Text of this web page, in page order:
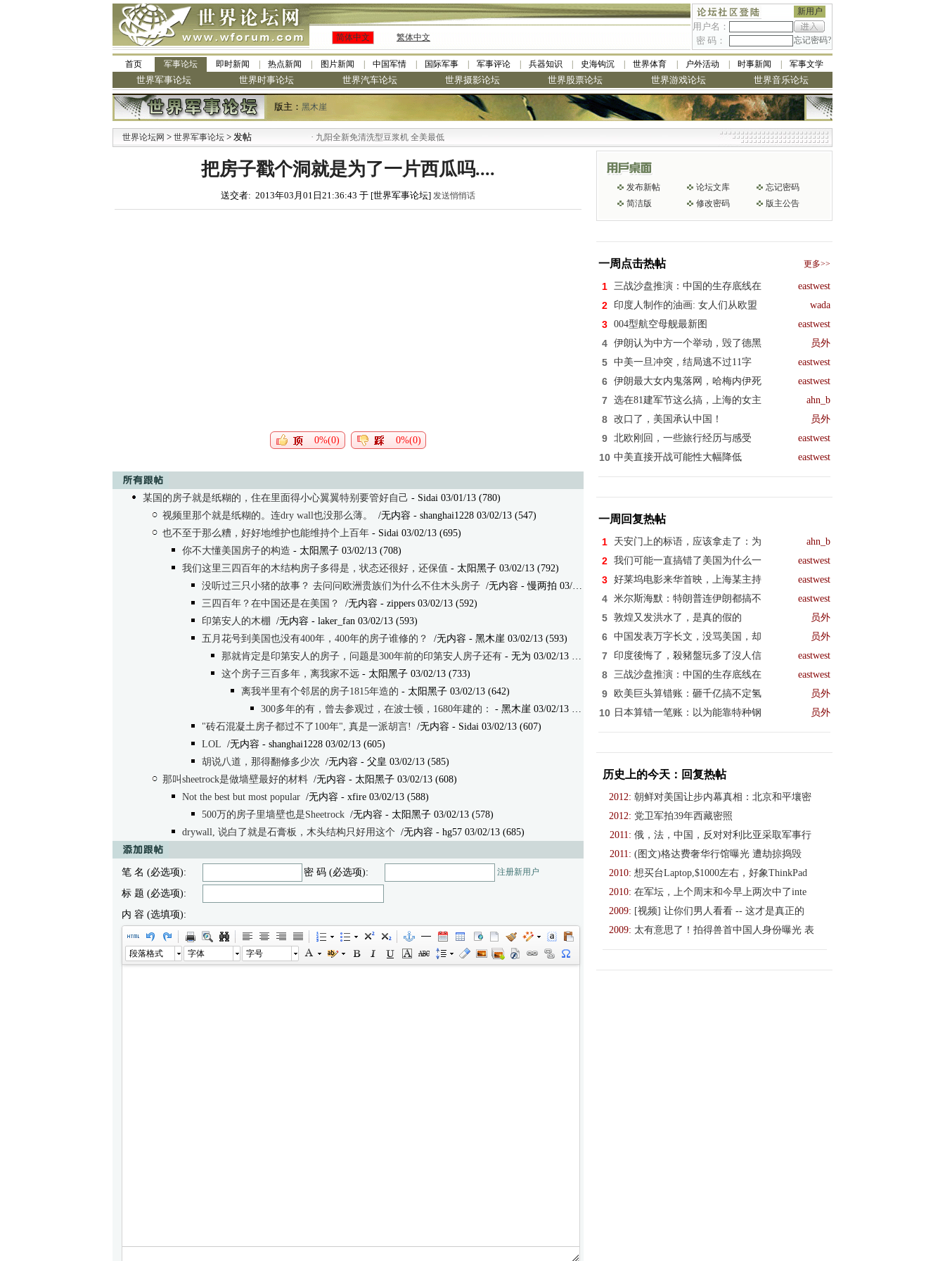
新用户
用户名：
密 码：
忘记密码?
简体中文 繁体中文
首页 军事论坛 即时新闻 热点新闻 图片新闻 中国军情 国际军事 军事评论 兵器知识 史海钩沉 世界体育 户外活动 时事新闻 军事文学
世界军事论坛 世界时事论坛 世界汽车论坛 世界摄影论坛 世界股票论坛 世界游戏论坛 世界音乐论坛
版主： 黑木崖
世界论坛网 > 世界军事论坛 > 发帖 九阳全新免清洗型豆浆机 全美最低
把房子戳个洞就是为了一片西瓜吗....
送交者: 2013年03月01日21:36:43 于 [世界军事论坛] 发送悄悄话
0%(0) 0%(0)
某国的房子就是纸糊的，住在里面得小心翼翼特别要管好自己 - Sidai 03/01/13 (780)
视频里那个就是纸糊的。连dry wall也没那么薄。
/无内容 - shanghai1228 03/02/13 (547)
也不至于那么糟，好好地维护也能维持个上百年 - Sidai 03/02/13 (695)
你不大懂美国房子的构造 - 太阳黑子 03/02/13 (708)
我们这里三四百年的木结构房子多得是，状态还很好，还保值 - 太阳黑子 03/02/13 (792)
没听过三只小猪的故事？ 去问问欧洲贵族们为什么不住木头房子 /无内容 - 慢两拍 03/02/13 (610)
三四百年？在中国还是在美国？
/无内容 - zippers 03/02/13 (592)
印第安人的木棚
/无内容 - laker_fan 03/02/13 (593)
五月花号到美国也没有400年，400年的房子谁修的？
/无内容 - 黑木崖 03/02/13 (593)
那就肯定是印第安人的房子，问题是300年前的印第安人房子还有 - 无为 03/02/13 (640)
这个房子三百多年，离我家不远 - 太阳黑子 03/02/13 (733)
离我半里有个邻居的房子1815年造的 - 太阳黑子 03/02/13 (642)
300多年的有，曾去参观过，在波士顿，1680年建的：
- 黑木崖 03/02/13 (676)
"砖石混凝土房子都过不了100年", 真是一派胡言!
/无内容 - Sidai 03/02/13 (607)
LOL /无内容 - shanghai1228 03/02/13 (605)
胡说八道，那得翻修多少次 /无内容 - 父皇 03/02/13 (585)
那叫sheetrock是做墙壁最好的材料 /无内容 - 太阳黑子 03/02/13 (608)
Not the best but most popular /无内容 - xfire 03/02/13 (588)
500万的房子里墙壁也是Sheetrock /无内容 - 太阳黑子 03/02/13 (578)
drywall, 说白了就是石膏板，木头结构只好用这个 /无内容 - hg57 03/02/13 (685)
笔 名 (必选项): 密 码 (必选项): 注册新用户
标 题 (必选项):
内 容 (选填项):
段落格式 字体 字号
发布新帖 论坛文库
忘记密码
简洁版
修改密码 版主公告
一周点击热帖 更多>>
1 三战沙盘推演：中国的生存底线在 eastwest
2 印度人制作的油画: 女人们从欧盟 wada
3 004型航空母舰最新图 eastwest
4 伊朗认为中方一个举动，毁了德黑 员外
5 中美一旦冲突，结局逃不过11字 eastwest
6 伊朗最大女内鬼落网，哈梅内伊死 eastwest
7 选在81建军节这么搞，上海的女主 ahn_b
8 改口了，美国承认中国！ 员外
9 北欧刚回，一些旅行经历与感受 eastwest
10 中美直接开战可能性大幅降低 eastwest
一周回复热帖
1 天安门上的标语，应该拿走了：为 ahn_b
2 我们可能一直搞错了美国为什么一 eastwest
3 好莱坞电影来华首映，上海某主持 eastwest
4 米尔斯海默：特朗普连伊朗都搞不 eastwest
5 敦煌又发洪水了，是真的假的 员外
6 中国发表万字长文，没骂美国，却 员外
7 印度後悔了，殺豬盤玩多了沒人信 eastwest
8 三战沙盘推演：中国的生存底线在 eastwest
9 欧美巨头算错账：砸千亿搞不定氢 员外
10 日本算错一笔账：以为能靠特种钢 员外
历史上的今天：回复热帖
2012: 朝鲜对美国让步内幕真相：北京和平壤密
2012: 党卫军拍39年西藏密照
2011: 俄，法，中国，反对对利比亚采取军事行
2011: (图文)格达费奢华行馆曝光 遭劫掠捣毁
2010: 想买台Laptop,$1000左右，好象ThinkPad
2010: 在军坛，上个周末和今早上两次中了inte
2009: [视频] 让你们男人看看 -- 这才是真正的
2009: 太有意思了！拍得兽首中国人身份曝光 表